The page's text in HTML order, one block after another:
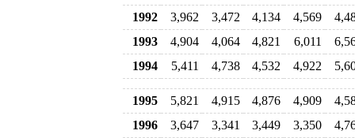
1992
3,962 3,472 4,134 4,569
1993
4,904 4,064 4,821 6,011
1994
5,411 4,738 4,532 4,922
1995 5,821 4,915 4,876 4,909
1996
3,647 3,341 3,449 3,350